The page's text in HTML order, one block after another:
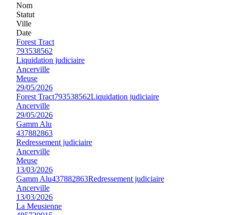
Nom
Statut
Ville
Date
Forest Tract
793538562
Liquidation judiciaire
Ancerville
Meuse
29/05/2026
Forest Tract793538562Liquidation judiciaire
Ancerville
29/05/2026
Gamm Alu
437882863
Redressement judiciaire
Ancerville
Meuse
13/03/2026
Gamm Alu437882863Redressement judiciaire
Ancerville
13/03/2026
La Meusienne